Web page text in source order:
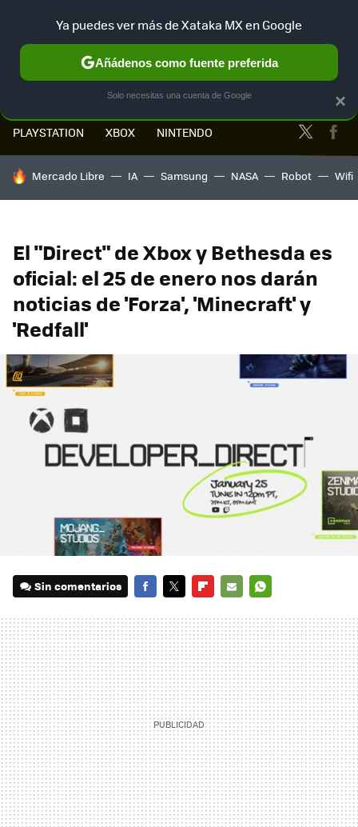
PLAYSTATION XBOX NINTENDO Twitter
HOY SE HABLA DE
Mercado Libre IA Samsung NASA Robot Wifi
El "Direct" de Xbox y Bethesda es
oficial: el 25 de enero nos darán
noticias de 'Forza', 'Minecraft' y
'Redfall'
Sin comentarios
MAIL
×
Ya puedes ver más de Xataka MX en Google
Añádenos como fuente preferida
Solo necesitas una cuenta de Google